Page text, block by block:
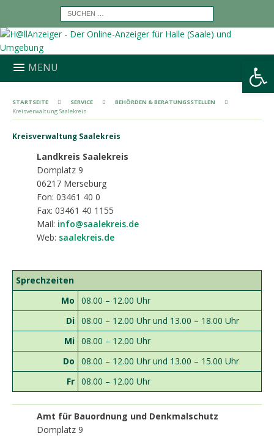
Werkzeugleiste öffnen
MENU
STARTSEITE SERVICE
BEHÖRDEN & BERATUNGSSTELLEN
Kreisverwaltung Saalekreis
Kreisverwaltung Saalekreis
Landkreis Saalekreis
Domplatz 9
06217 Merseburg
Fon: 03461 40 0
Fax: 03461 40 1155
Mail: info@saalekreis.de
Web: saalekreis.de
Sprechzeiten
Mo
08.00 – 12.00 Uhr
Di 08.00 – 12.00 Uhr und 13.00 – 18.00 Uhr
Mi 08.00 – 12.00 Uhr
Do
08.00 – 12.00 Uhr und 13.00 – 15.00 Uhr
Fr 08.00 – 12.00 Uhr
Amt für Bauordnung und Denkmalschutz
Domplatz 9